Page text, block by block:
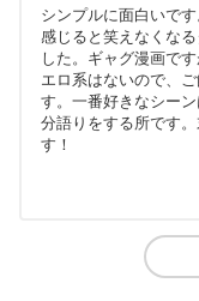
シンプルに面白いで
感じると笑えなくな
した。ギャグ漫画で
エロ系はないので、
す。一番好きなシー
分語りをする所です
す！